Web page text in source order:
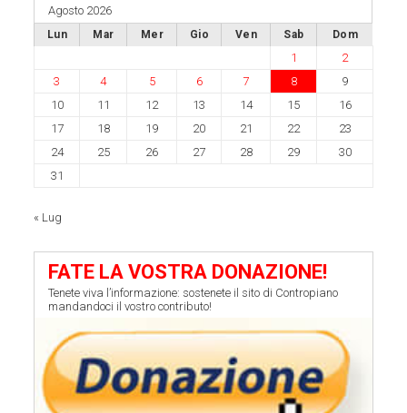
Agosto 2026
Lun Mar Mer Gio Ven Sab Dom
1
2
3
4 5 6 7 8
9
10
11 12 13 14 15
16
17
18 19 20 21 22
23
24
25 26 27 28 29
30
31
« Lug
FATE LA VOSTRA DONAZIONE!
Tenete viva l’informazione: sostenete il sito di Contropiano
mandandoci il vostro contributo!